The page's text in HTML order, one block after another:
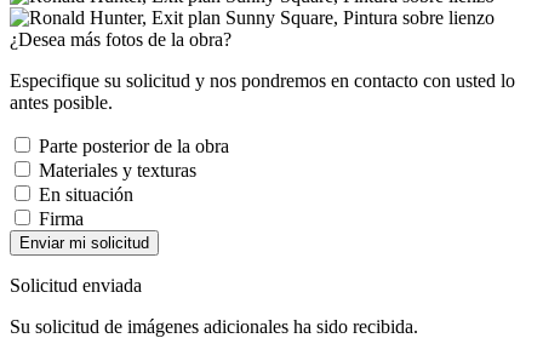
¿Desea más fotos de la obra?
Especifique su solicitud y nos pondremos en contacto con usted lo
antes posible.
Parte posterior de la obra
Materiales y texturas
En situación
Firma
Enviar mi solicitud
Solicitud enviada
Su solicitud de imágenes adicionales ha sido recibida.